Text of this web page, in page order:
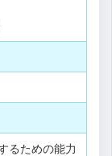
るための能力